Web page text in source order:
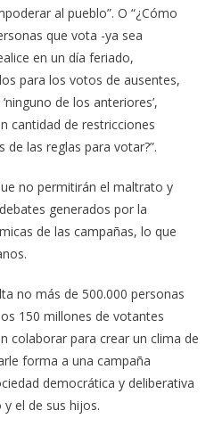
al pueblo”. O “¿Cómo
que vota -ya sea
en un día feriado,
para los votos de ausentes,
de los anteriores’,
cantidad de restricciones
las reglas para votar?”.
no permitirán el maltrato y
generados por la
de las campañas, lo que
no más de 500.000 personas
150 millones de votantes
colaborar para crear un clima de
forma a una campaña
democrática y deliberativa
el de sus hijos.